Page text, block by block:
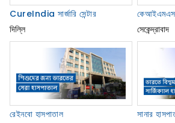
CureIndia সার্জারি সেন্টার
দিল্লি
কেআইএমএস
সেকেন্দ্রাবাদ
রেইনবো হাসপাতাল
সানার